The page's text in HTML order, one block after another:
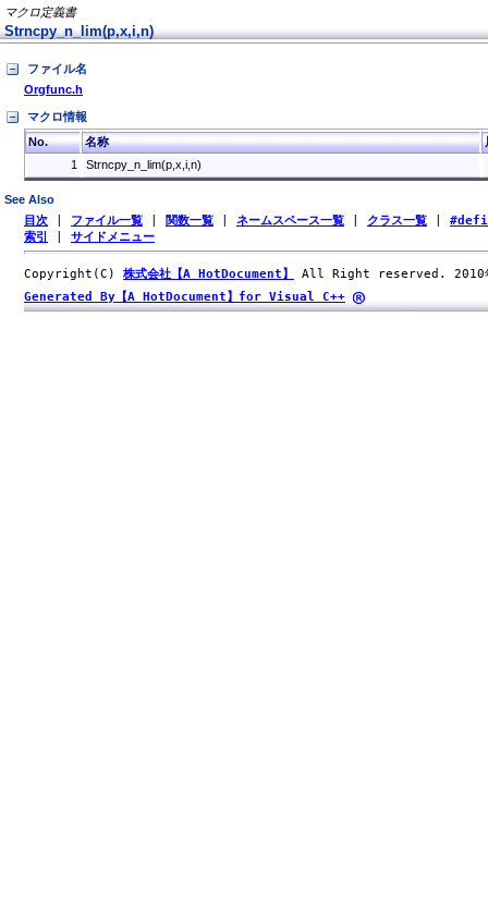
マクロ定義書
Strncpy_n_lim(p,x,i,n)
ファイル名
Orgfunc.h
マクロ情報
No.
名称
1
Strncpy_n_lim(p,x,i,n)
See Also
目次 ファイル一覧 関数一覧 ネームスペース一覧 クラス一覧
索引
サイドメニュー
Copyright(C) 株式会社【A HotDocument】
All Right reserved. 2010
Generated By【A HotDocument】for Visual C++